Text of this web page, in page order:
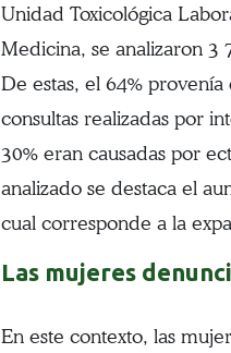
Unidad Toxicológica
Medicina, se analizaron 3
De estas, el 64%
consultas realizadas por
30% eran causadas por
analizado se destaca el
cual corresponde a la
Las mujeres
En este contexto, las